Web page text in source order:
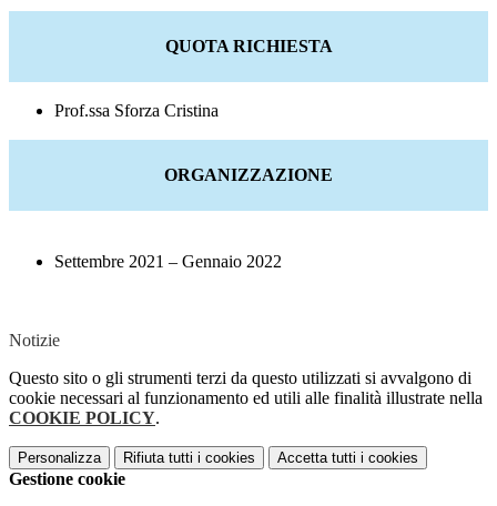
QUOTA RICHIESTA
Prof.ssa Sforza Cristina
ORGANIZZAZIONE
Settembre 2021 – Gennaio 2022
Notizie
Questo sito o gli strumenti terzi da questo utilizzati si avvalgono di
cookie necessari al funzionamento ed utili alle finalità illustrate nella
COOKIE POLICY.
Personalizza Rifiuta tutti i cookies Accetta tutti i cookies
Gestione cookie